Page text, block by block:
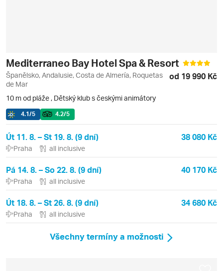
Mediterraneo Bay Hotel Spa & Resort
Španělsko, Andalusie, Costa de Almería, Roquetas
de Mar
od 19 990 Kč
10 m od pláže , Dětský klub s českými animátory
4.1/5 4.2/5
Út 11. 8. – St 19. 8. (9 dní) 38 080 Kč
Praha all inclusive
Pá 14. 8. – So 22. 8. (9 dní) 40 170 Kč
Praha all inclusive
Út 18. 8. – St 26. 8. (9 dní) 34 680 Kč
Praha all inclusive
Všechny termíny a možnosti